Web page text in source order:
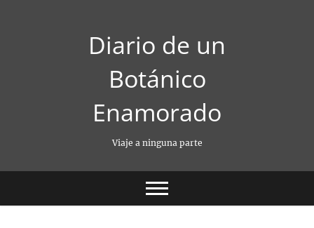
Diario de un
Botánico
Enamorado
Viaje a ninguna parte